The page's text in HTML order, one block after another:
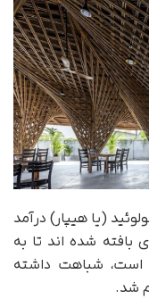
(یا هیپار) درآمد
بافته شده اند تا به
است، شباهت داشته
شد.